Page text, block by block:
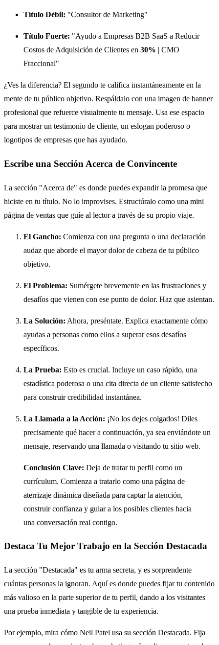
Título Débil: "Consultor de Marketing"
Título Fuerte: "Ayudo a Empresas B2B SaaS a Reducir
Costos de Adquisición de Clientes en 30% | CMO
Fraccional"
¿Ves la diferencia? El segundo te califica instantáneamente en la
mente de tu público objetivo. Respáldalo con una imagen de banner
profesional que refuerce visualmente tu mensaje. Usa ese espacio
para mostrar un testimonio de cliente, un eslogan poderoso o
logotipos de empresas que has ayudado.
Escribe una Sección Acerca de Convincente
La sección "Acerca de" es donde puedes expandir la promesa que
hiciste en tu título. No lo improvises. Estructúralo como una mini
página de ventas que guíe al lector a través de su propio viaje.
El Gancho: Comienza con una pregunta o una declaración
audaz que aborde el mayor dolor de cabeza de tu público
objetivo.
El Problema: Sumérgete brevemente en las frustraciones y
desafíos que vienen con ese punto de dolor. Haz que asientan.
La Solución: Ahora, preséntate. Explica exactamente cómo
ayudas a personas como ellos a superar esos desafíos
específicos.
La Prueba: Esto es crucial. Incluye un caso rápido, una
estadística poderosa o una cita directa de un cliente satisfecho
para construir credibilidad instantánea.
La Llamada a la Acción: ¡No los dejes colgados! Diles
precisamente qué hacer a continuación, ya sea enviándote un
mensaje, reservando una llamada o visitando tu sitio web.
Conclusión Clave: Deja de tratar tu perfil como un
currículum. Comienza a tratarlo como una página de
aterrizaje dinámica diseñada para captar la atención,
construir confianza y guiar a los posibles clientes hacia
una conversación real contigo.
Destaca Tu Mejor Trabajo en la Sección Destacada
La sección "Destacada" es tu arma secreta, y es sorprendente
cuántas personas la ignoran. Aquí es donde puedes fijar tu contenido
más valioso en la parte superior de tu perfil, dando a los visitantes
una prueba inmediata y tangible de tu experiencia.
Por ejemplo, mira cómo Neil Patel usa su sección Destacada. Fija